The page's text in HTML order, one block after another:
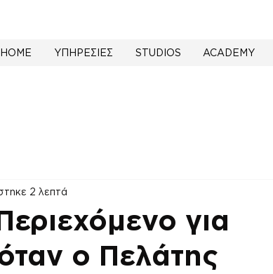
HOME ΥΠΗΡΕΣΙΕΣ STUDIOS ACADEMY
για
ο Πελάτης
2 λεπτά